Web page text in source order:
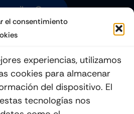
el consentimiento
experiencias, utilizamos
cookies para almacenar
del dispositivo. El
tecnologías nos
Enviar